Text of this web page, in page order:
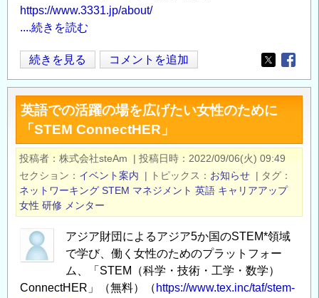
得
＞
案
内
の
https://www.3331.jp/about/
....続きを読む
イ
ン
フ
ラ
テ
ク
コ
ン
最
終
審
果
続きを見る コメントを追加
Opens in
英語での活躍の場を広げたい女性のために
「STEM ConnectHER」
投稿者 株式会社steAm | 投稿日時
2022/09/06(火) 09:49
セクション
イベント案内 | トピックス お知らせ | タグ
ネットワーキング STEM マネジメント 英語 キャリアアップ
女性 研修 メンター
アジア財団によるアジア5か国のSTEM*領域
で学び、働く女性のためのプラットフォー
ム、「STEM（科学・技術・工学・数学）
ConnectHER」（無料）（ https://www.tex.inc/taf/stem-